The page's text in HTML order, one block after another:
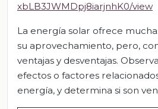
xbLB3JWMDpj8iarjnhK0/view
La energía solar ofrece
su aprovechamiento, pero,
ventajas y desventajas.
efectos o factores
energía, y determina si son